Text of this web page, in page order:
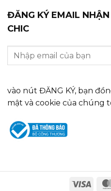
ĐĂNG KÝ EMAIL
CHIC
vào nút ĐĂNG KÝ, bạn
mật và cookie của chúng